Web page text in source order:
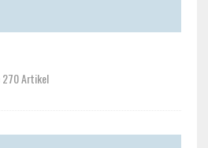
Artikel